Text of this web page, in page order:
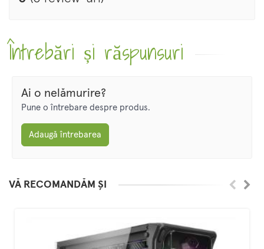
Întrebări și răspunsuri
Ai o nelămurire?
Pune o întrebare despre produs.
Adaugă întrebarea
VĂ RECOMANDĂM ȘI